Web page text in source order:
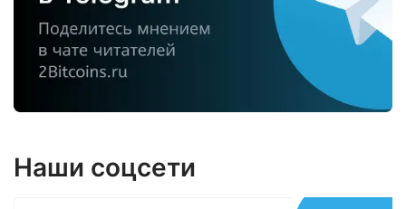
Наши соцсети